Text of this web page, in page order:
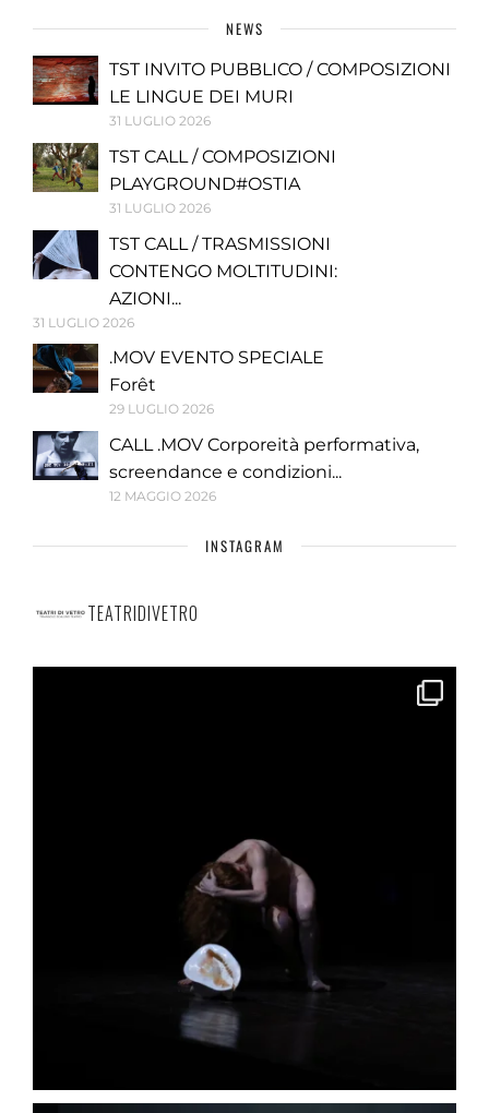
NEWS
TST INVITO PUBBLICO / COMPOSIZIONI
LE LINGUE DEI MURI
31 LUGLIO 2026
TST CALL / COMPOSIZIONI
PLAYGROUND#OSTIA
31 LUGLIO 2026
TST CALL / TRASMISSIONI
CONTENGO MOLTITUDINI:
AZIONI...
31 LUGLIO 2026
.MOV EVENTO SPECIALE
Forêt
29 LUGLIO 2026
CALL .MOV Corporeità performativa,
screendance e condizioni...
12 MAGGIO 2026
INSTAGRAM
TEATRIDIVETRO